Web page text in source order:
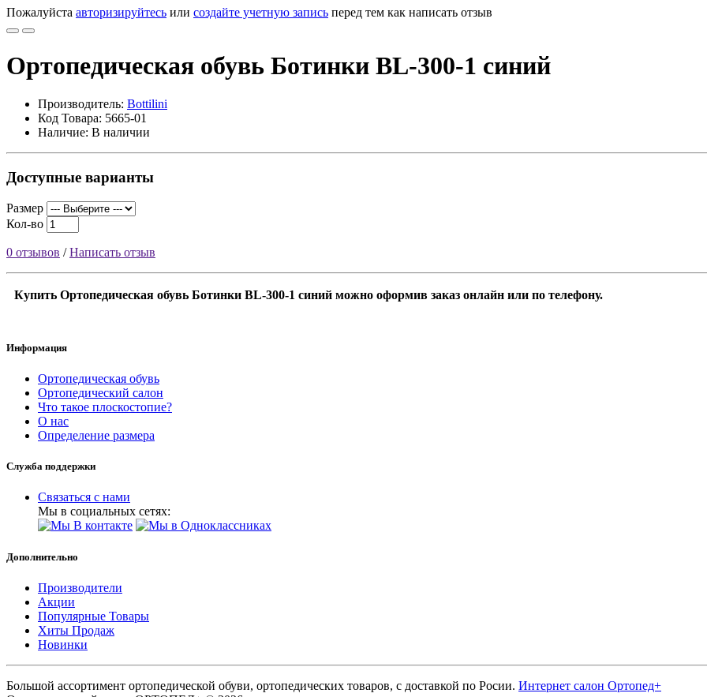
Пожалуйста авторизируйтесь или создайте учетную запись перед тем как написать отзыв
Ортопедическая обувь Ботинки BL-300-1 синий
Производитель: Bottilini
Код Товара: 5665-01
Наличие: В наличии
Доступные варианты
Размер
Кол-во
0 отзывов /Написать отзыв
Купить Ортопедическая обувь Ботинки BL-300-1 синий можно оформив заказ онлайн или по телефону.
Информация
Ортопедическая обувь
Ортопедический салон
Что такое плоскостопие?
О нас
Определение размера
Служба поддержки
Связаться с нами
Мы в социальных сетях:
Дополнительно
Производители
Акции
Популярные Товары
Хиты Продаж
Новинки
Большой ассортимент ортопедической обуви, ортопедических товаров, с доставкой по Росии. Интернет салон Ортопед+